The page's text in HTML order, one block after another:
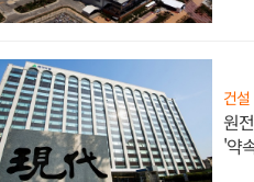
건설
원
'약